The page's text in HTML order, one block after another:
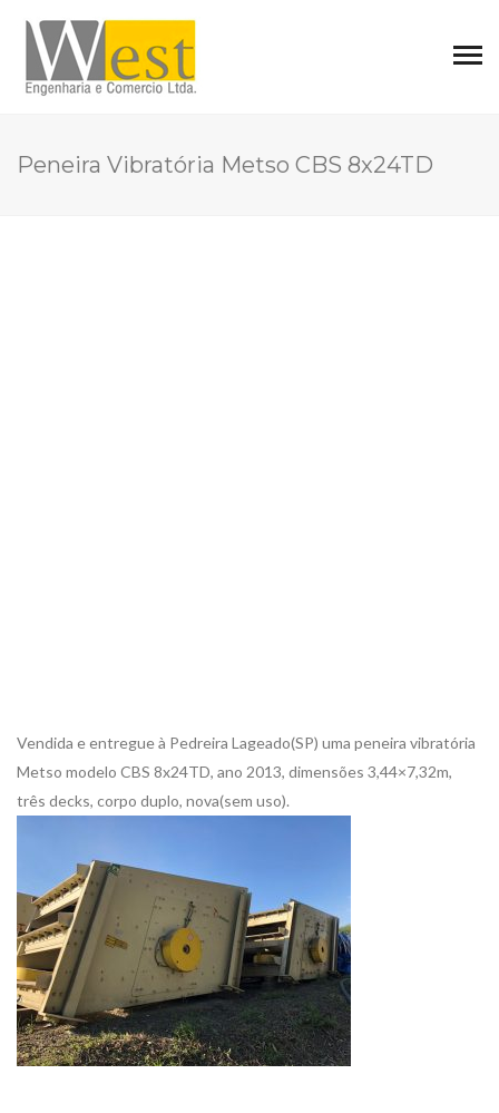
Peneira Vibratória Metso CBS 8x24TD
Vendida e entregue à Pedreira Lageado(SP) uma peneira vibratória
Metso modelo CBS 8x24TD, ano 2013, dimensões 3,44×7,32m,
três decks, corpo duplo, nova(sem uso).